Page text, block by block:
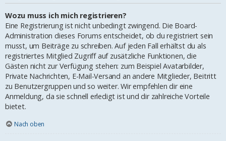
Wozu muss ich mich registrieren?
Eine Registrierung ist nicht unbedingt zwingend. Die Board-
Administration dieses Forums entscheidet, ob du registriert sein
musst, um Beiträge zu schreiben. Auf jeden Fall erhältst du als
registriertes Mitglied Zugriff auf zusätzliche Funktionen, die
Gästen nicht zur Verfügung stehen: zum Beispiel Avatarbilder,
Private Nachrichten, E-Mail-Versand an andere Mitglieder, Beitritt
zu Benutzergruppen und so weiter. Wir empfehlen dir eine
Anmeldung, da sie schnell erledigt ist und dir zahlreiche Vorteile
bietet.
Nach oben